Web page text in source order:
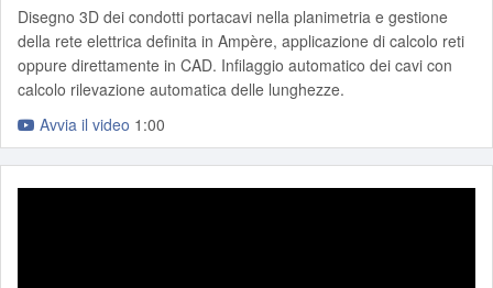
Disegno 3D dei condotti portacavi nella planimetria e gestione
della rete elettrica definita in Ampère, applicazione di calcolo reti
oppure direttamente in CAD. Infilaggio automatico dei cavi con
calcolo rilevazione automatica delle lunghezze.
Avvia il video 1:00